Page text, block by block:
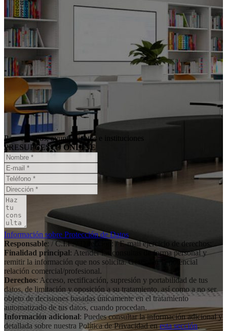
Para colegios, ayuntamientos e instituciones
PRESUPUESTOONLINE
Información sobre Protección de Datos
Responsable: / C.I.F: / Dirección: / E-mail ejercicio de derechos:
Finalidad principal: Atender las consultas de forma personal y
remitir la información que nos solicita. Gestionar la potencial
relación comercial/profesional.
Derechos: Acceso, rectificación, supresión y portabilidad de tus
datos, de limitación y oposición a su tratamiento, así como a no ser
objeto de decisiones basadas únicamente en el tratamiento
automatizado de tus datos, cuando procedan.
Información adicional: Puedes consultar la información adicional y
detallada sobre nuestra Política de Privacidad enesta sección.